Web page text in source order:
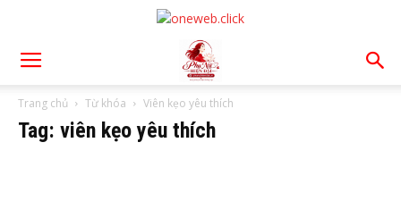
Trang chủ Từ khóa Viên kẹo yêu thích
Tag: viên kẹo yêu thích